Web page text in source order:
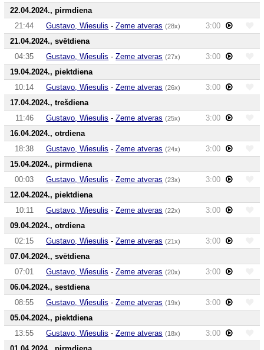
22.04.2024., pirmdiena
21:44
Gustavo, Wiesulis -Zeme atveras (28x)
3:00
21.04.2024., svētdiena
04:35
Gustavo, Wiesulis -Zeme atveras (27x)
3:00
19.04.2024., piektdiena
10:14
Gustavo, Wiesulis -Zeme atveras (26x)
3:00
17.04.2024., trešdiena
11:46
Gustavo, Wiesulis -Zeme atveras (25x)
3:00
16.04.2024., otrdiena
18:38
Gustavo, Wiesulis -Zeme atveras (24x)
3:00
15.04.2024., pirmdiena
00:03
Gustavo, Wiesulis -Zeme atveras (23x)
3:00
12.04.2024., piektdiena
10:11
Gustavo, Wiesulis -Zeme atveras (22x)
3:00
09.04.2024., otrdiena
02:15
Gustavo, Wiesulis -Zeme atveras (21x)
3:00
07.04.2024., svētdiena
07:01
Gustavo, Wiesulis -Zeme atveras (20x)
3:00
06.04.2024., sestdiena
08:55
Gustavo, Wiesulis -Zeme atveras (19x)
3:00
05.04.2024., piektdiena
13:55
Gustavo, Wiesulis -Zeme atveras (18x)
3:00